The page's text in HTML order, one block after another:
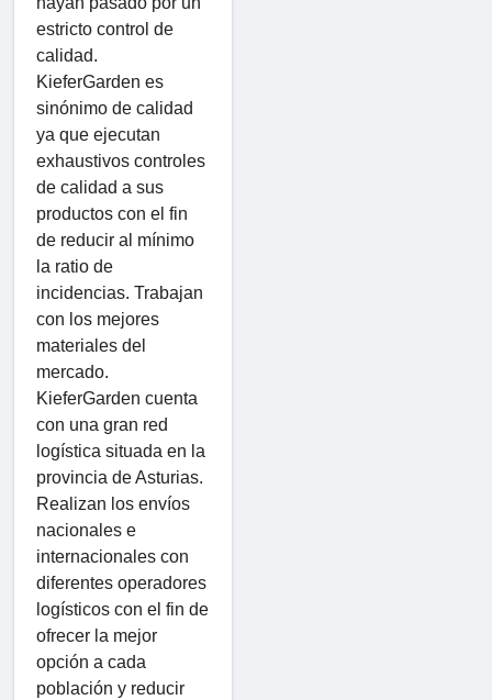
estricto control de
calidad.
KieferGarden es
sinónimo de calidad
ya que ejecutan
exhaustivos controles
de calidad a sus
productos con el fin
de reducir al mínimo
la ratio de
incidencias. Trabajan
con los mejores
materiales del
mercado.
KieferGarden cuenta
con una gran red
logística situada en la
provincia de Asturias.
Realizan los envíos
nacionales e
internacionales con
diferentes operadores
logísticos con el fin de
ofrecer la mejor
opción a cada
población y reducir